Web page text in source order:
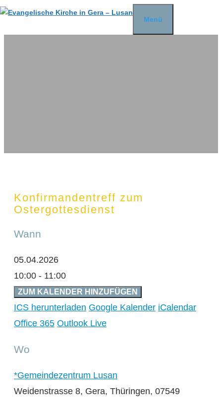
Zum
Menü
Konfirmandentreff zum
Ostergottesdienst
Wann
05.04.2026
10:00 - 11:00
ZUM KALENDER HINZUFÜGEN
ICS herunterladen Google Kalender iCalendar
Office 365 Outlook Live
Wo
*Gemeindezentrum Lusan
Weidenstrasse 8, Gera, Thüringen, 07549